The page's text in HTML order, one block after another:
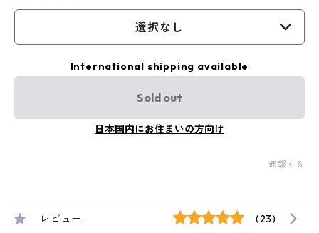
選択なし
International shipping available
Sold out
日本国内にお住まいの方向け
通報する
レビュー (23)